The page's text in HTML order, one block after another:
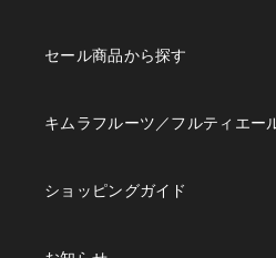
セール商品から探す
キムラフルーツ／フルティエー
ショッピングガイド